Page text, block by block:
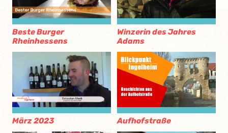
Beste Burger
Rheinhessens
Winzerin des Jahres
Adams
März 2023 Aufhofstraße